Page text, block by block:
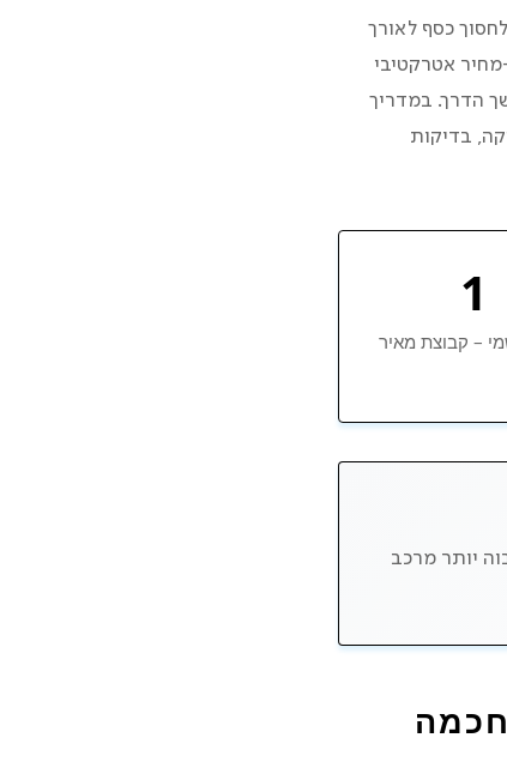
כסף לאורך
אטרקטיבי
הדרך. במדריך
בדיקות
1
– קבוצת מאיר
יותר מרכב
חכמה